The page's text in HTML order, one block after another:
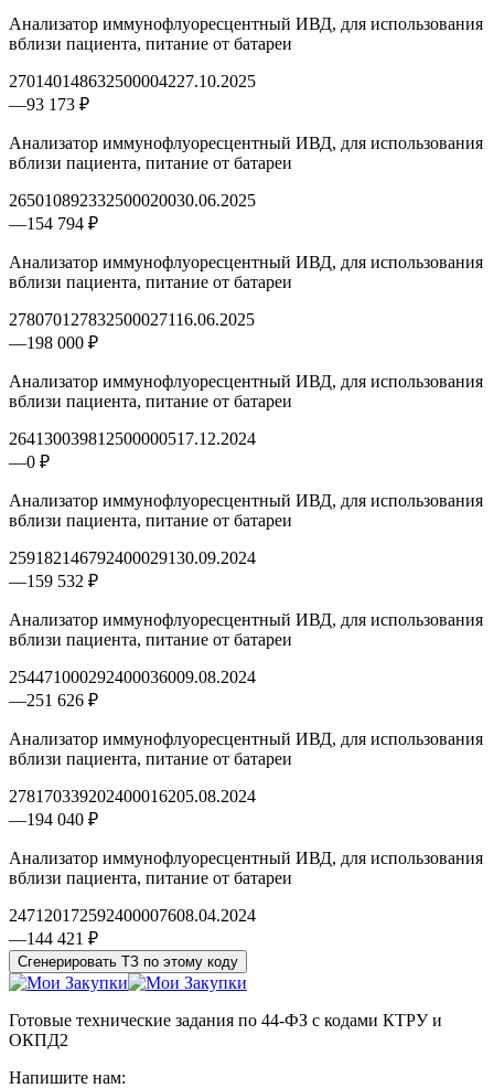
Анализатор иммунофлуоресцентный ИВД, для использования
вблизи пациента, питание от батареи
270140148632500004227.10.2025
—93 173 ₽
Анализатор иммунофлуоресцентный ИВД, для использования
вблизи пациента, питание от батареи
265010892332500020030.06.2025
—154 794 ₽
Анализатор иммунофлуоресцентный ИВД, для использования
вблизи пациента, питание от батареи
278070127832500027116.06.2025
—198 000 ₽
Анализатор иммунофлуоресцентный ИВД, для использования
вблизи пациента, питание от батареи
264130039812500000517.12.2024
—0 ₽
Анализатор иммунофлуоресцентный ИВД, для использования
вблизи пациента, питание от батареи
259182146792400029130.09.2024
—159 532 ₽
Анализатор иммунофлуоресцентный ИВД, для использования
вблизи пациента, питание от батареи
254471000292400036009.08.2024
—251 626 ₽
Анализатор иммунофлуоресцентный ИВД, для использования
вблизи пациента, питание от батареи
278170339202400016205.08.2024
—194 040 ₽
Анализатор иммунофлуоресцентный ИВД, для использования
вблизи пациента, питание от батареи
247120172592400007608.04.2024
—144 421 ₽
Сгенерировать ТЗ по этому коду
Готовые технические задания по 44-ФЗ с кодами КТРУ и
ОКПД2
Напишите нам: